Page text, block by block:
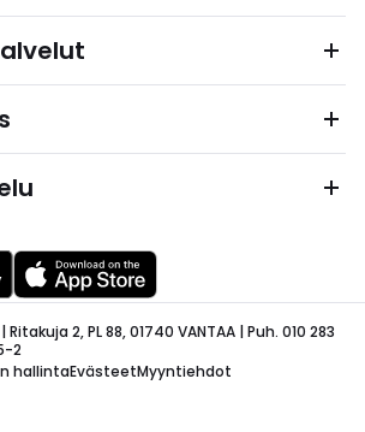
2, PL 88, 01740 VANTAA | Puh. 010 283
2
hallintaEvästeetMyyntiehdot